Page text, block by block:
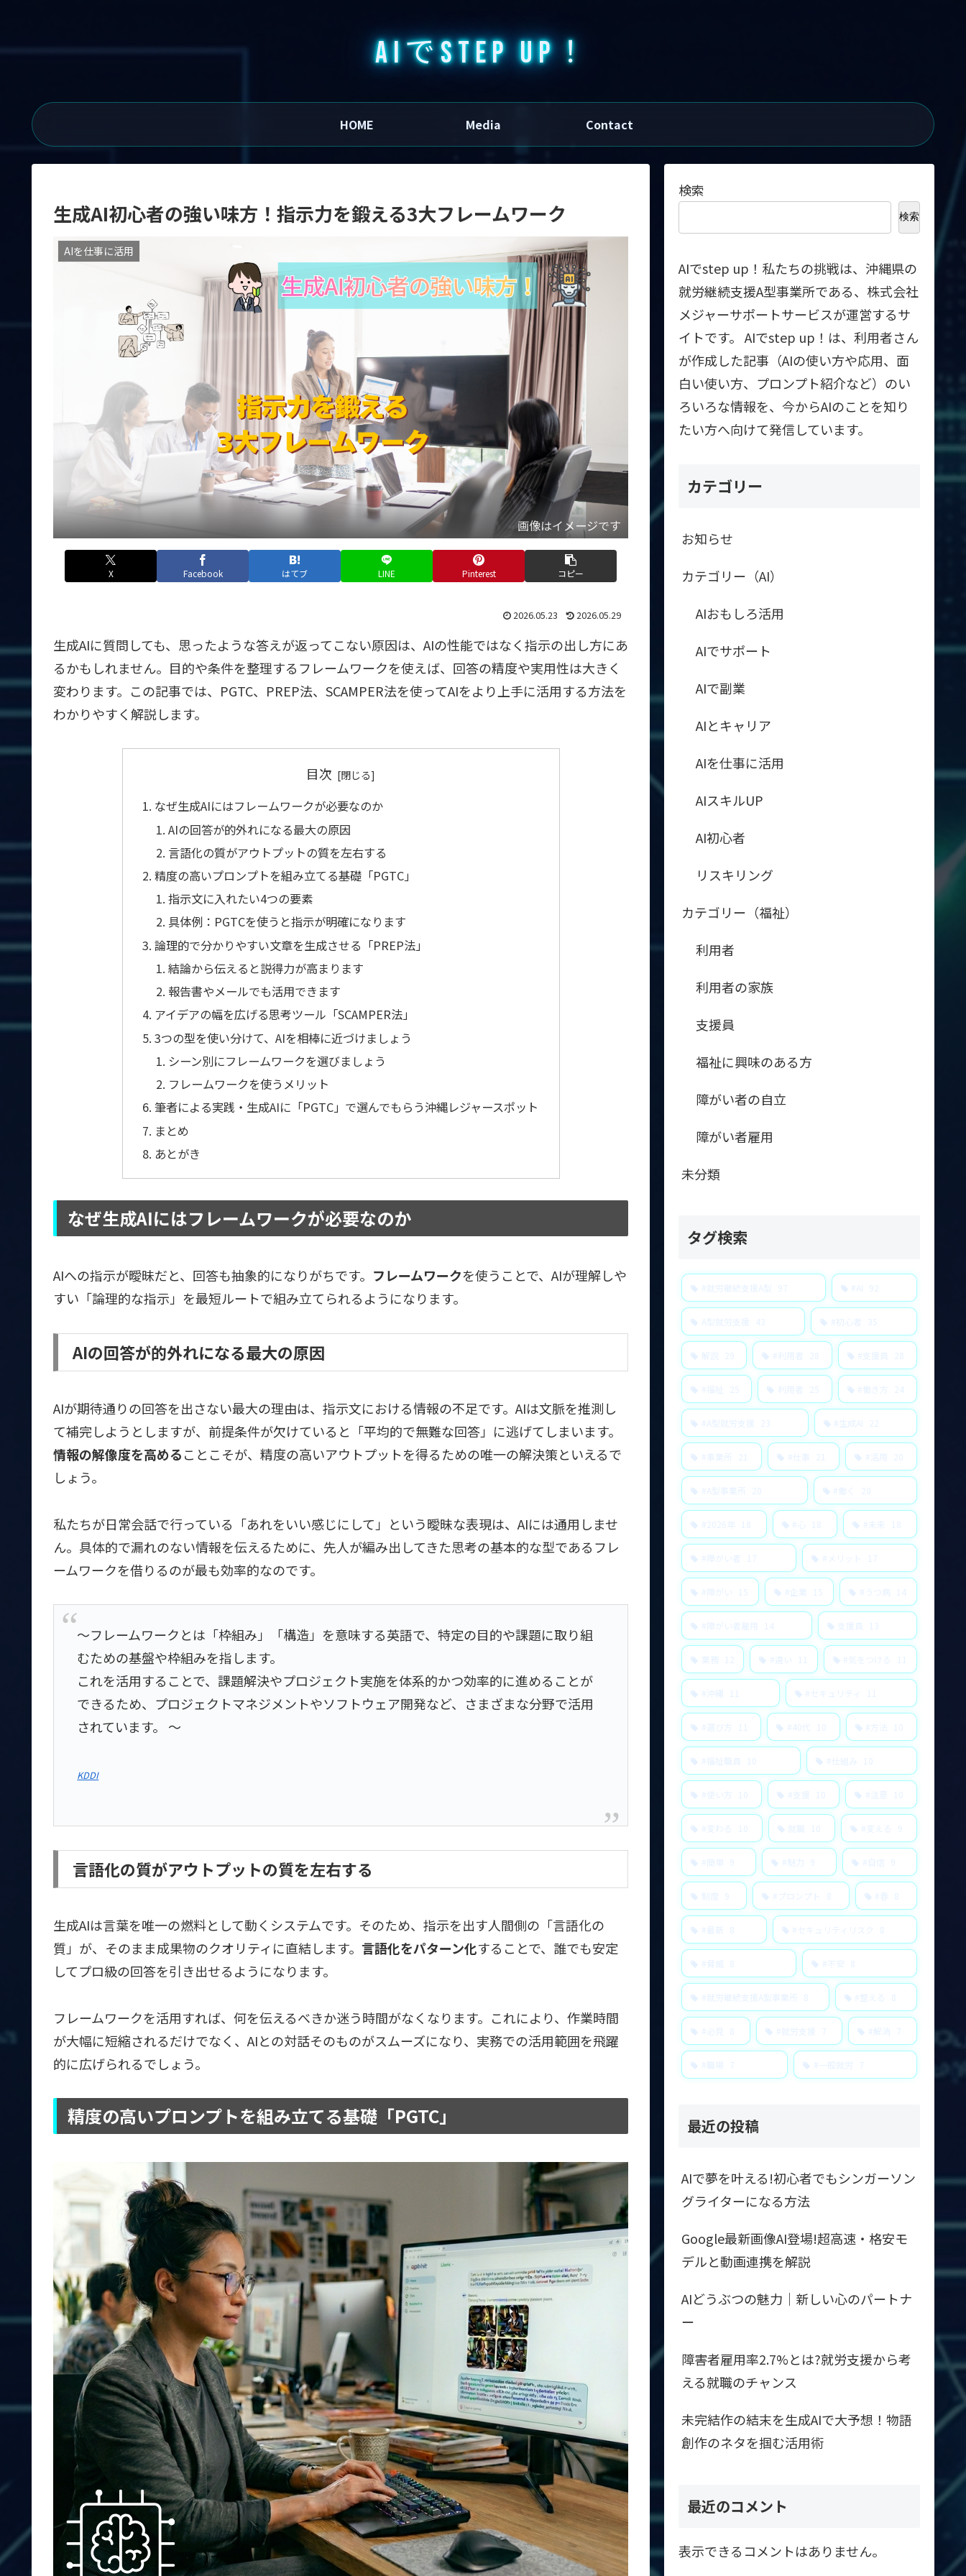
AIでSTEP UP！
HOME Media Contact
生成AI初心者の強い味方！指示力を鍛える3大フレームワーク
AIを仕事に活用
画像はイメージです
X Facebook はてブ LINE Pinterest コピー
2026.05.23 2026.05.29
生成AIに質問しても、思ったような答えが返ってこない原因は、AIの性能ではなく指示の出し方にあ
るかもしれません。目的や条件を整理するフレームワークを使えば、回答の精度や実用性は大きく
変わります。この記事では、PGTC、PREP法、SCAMPER法を使ってAIをより上手に活用する方法を
わかりやすく解説します。
目次
なぜ生成AIにはフレームワークが必要なのか
AIの回答が的外れになる最大の原因
言語化の質がアウトプットの質を左右する
精度の高いプロンプトを組み立てる基礎「PGTC」
指示文に入れたい4つの要素
具体例：PGTCを使うと指示が明確になります
論理的で分かりやすい文章を生成させる「PREP法」
結論から伝えると説得力が高まります
報告書やメールでも活用できます
アイデアの幅を広げる思考ツール「SCAMPER法」
3つの型を使い分けて、AIを相棒に近づけましょう
シーン別にフレームワークを選びましょう
フレームワークを使うメリット
筆者による実践・生成AIに「PGTC」で選んでもらう沖縄レジャースポット
まとめ
あとがき
なぜ生成AIにはフレームワークが必要なのか
AIへの指示が曖昧だと、回答も抽象的になりがちです。 フレームワークを使うことで、AIが理解しや
すい「論理的な指示」を最短ルートで組み立てられるようになります。
AIの回答が的外れになる最大の原因
AIが期待通りの回答を出さない最大の理由は、指示文における情報の不足です。AIは文脈を推測し
て補完しようとしますが、前提条件が欠けていると「平均的で無難な回答」に逃げてしまいます。
情報の解像度を高めることこそが、精度の高いアウトプットを得るための唯一の解決策といえるで
しょう。
私たちが日常会話で行っている「あれをいい感じにして」という曖昧な表現は、AIには通用しませ
ん。具体的で漏れのない情報を伝えるために、先人が編み出してきた思考の基本的な型であるフレ
ームワークを借りるのが最も効率的なのです。
～フレームワークとは「枠組み」「構造」を意味する英語で、特定の目的や課題に取り組
むための基盤や枠組みを指します。
これを活用することで、課題解決やプロジェクト実施を体系的かつ効率的に進めることが
できるため、プロジェクトマネジメントやソフトウェア開発など、さまざまな分野で活用
されています。 ～
KDDI
言語化の質がアウトプットの質を左右する
生成AIは言葉を唯一の燃料として動くシステムです。そのため、指示を出す人間側の「言語化の
質」が、そのまま成果物のクオリティに直結します。 言語化をパターン化することで、誰でも安定
してプロ級の回答を引き出せるようになります。
フレームワークを活用すれば、何を伝えるべきか迷う時間がなくなります。これにより、作業時間
が大幅に短縮されるだけでなく、AIとの対話そのものがスムーズになり、実務での活用範囲を飛躍
的に広げられるでしょう。
精度の高いプロンプトを組み立てる基礎「PGTC」
検索
検索
AIでstep up！私たちの挑戦は、沖縄県の
就労継続支援A型事業所である、株式会社
メジャーサポートサービスが運営するサ
イトです。 AIでstep up！は、利用者さん
が作成した記事（AIの使い方や応用、面
白い使い方、プロンプト紹介など）のい
ろいろな情報を、今からAIのことを知り
たい方へ向けて発信しています。
カテゴリー
お知らせ
カテゴリー（AI）
AIおもしろ活用
AIでサポート
AIで副業
AIとキャリア
AIを仕事に活用
AIスキルUP
AI初心者
リスキリング
カテゴリー（福祉）
利用者
利用者の家族
支援員
福祉に興味のある方
障がい者の自立
障がい者雇用
未分類
タグ検索
#就労継続支援A型 97 #AI 92
A型就労支援 43 #初心者 35
解説 29 #利用者 28 #支援員 28
#福祉 25 利用者 25 #働き方 24
#A型就労支援 23 #生成AI 22
#事業所 21 #仕事 21 #活用 20
#A型事業所 20 #働く 20
#2026年 18 #心 18 #未来 18
#障がい者 17 #メリット 17
#障がい 15 #企業 15 #うつ病 14
#障がい者雇用 14 支援員 13
業務 12 #違い 11 #気をつける 11
#沖縄 11 #セキュリティ 11
#選び方 11 #40代 10 #方法 10
#福祉職員 10 #仕組み 10
#使い方 10 #支援 10 #注意 10
#変わる 10 就職 10 #変える 9
#簡単 9 #魅力 9 #自信 9
制度 9 #プロンプト 8 #春 8
#最新 8 #セキュリティリスク 8
#脅威 8 #不安 8
#就労継続支援A型事業所 8 #整える 8
#必見 8 #就労支援 7 #解消 7
#職場 7 #一般就労 7
最近の投稿
AIで夢を叶える!初心者でもシンガーソン
グライターになる方法
Google最新画像AI登場!超高速・格安モ
デルと動画連携を解説
AIどうぶつの魅力｜新しい心のパートナ
ー
障害者雇用率2.7%とは?就労支援から考
える就職のチャンス
未完結作の結末を生成AIで大予想！物語
創作のネタを掴む活用術
最近のコメント
表示できるコメントはありません。